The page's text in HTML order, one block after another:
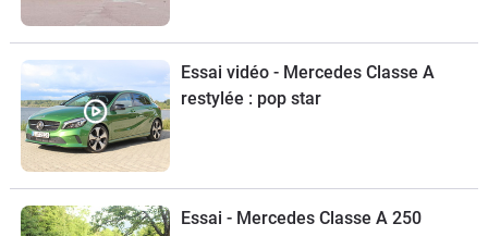
Essai vidéo - Mercedes Classe A
restylée : pop star
Essai - Mercedes Classe A 250